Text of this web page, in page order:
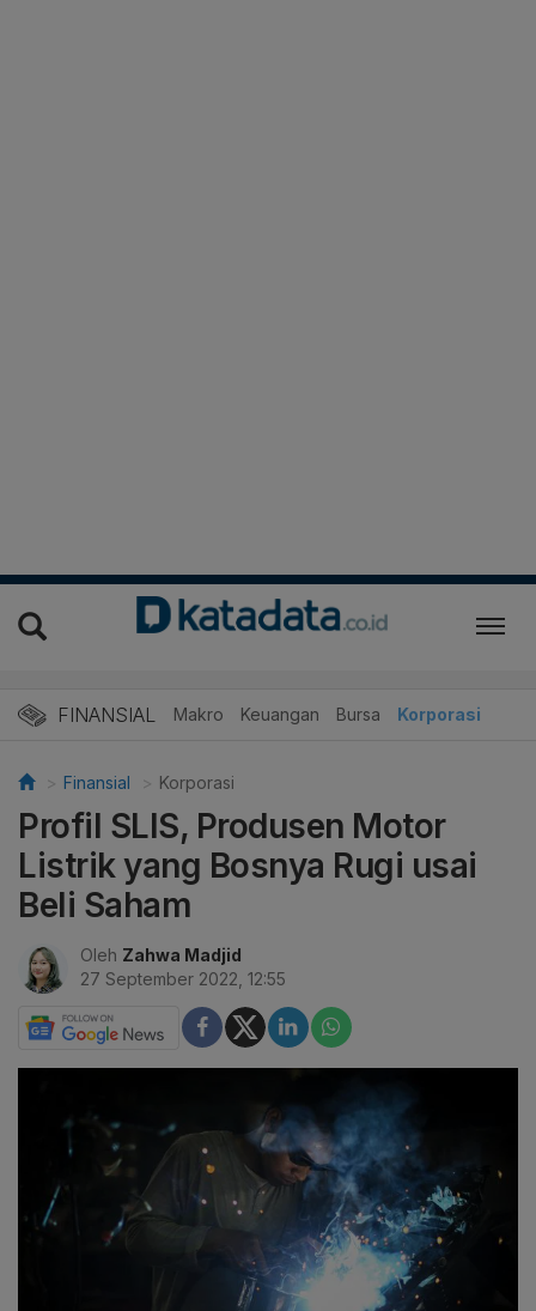
FINANSIAL Makro Keuangan Bursa Korporasi
Finansial Korporasi
Profil SLIS, Produsen Motor
Listrik yang Bosnya Rugi usai
Beli Saham
Oleh Zahwa Madjid
27 September 2022, 12:55